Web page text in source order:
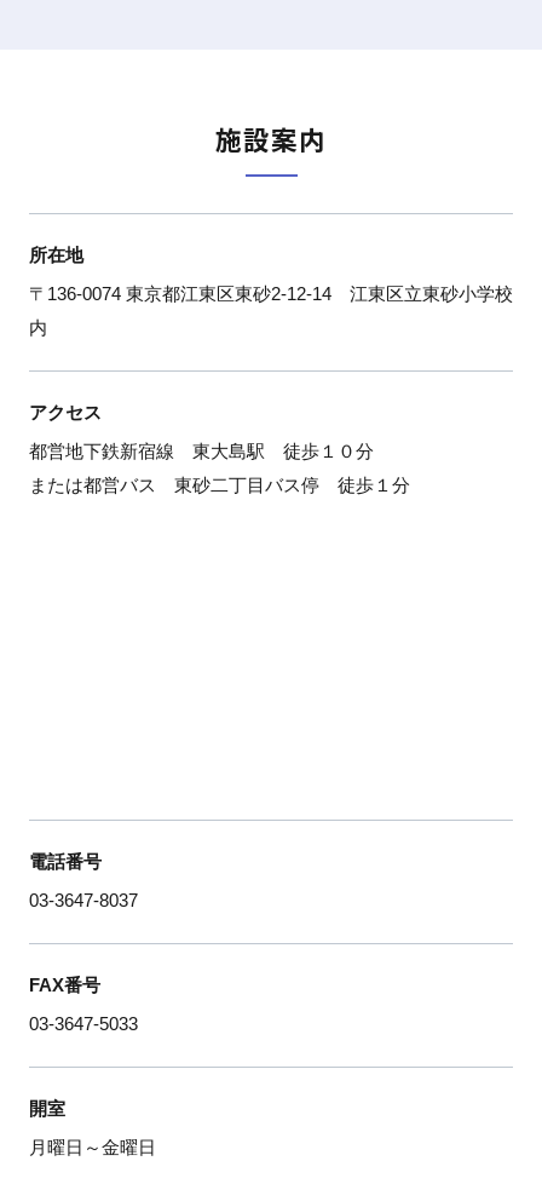
施設案内
所在地
〒136-0074 東京都江東区東砂2-12-14 江東区立東砂小学校
内
アクセス
都営地下鉄新宿線 東大島駅 徒歩１０分
または都営バス 東砂二丁目バス停 徒歩１分
電話番号
03-3647-8037
FAX番号
03-3647-5033
開室
月曜日～金曜日